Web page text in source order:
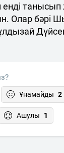
Олар бәрі
Ұнамайды 2
Ашулы 1